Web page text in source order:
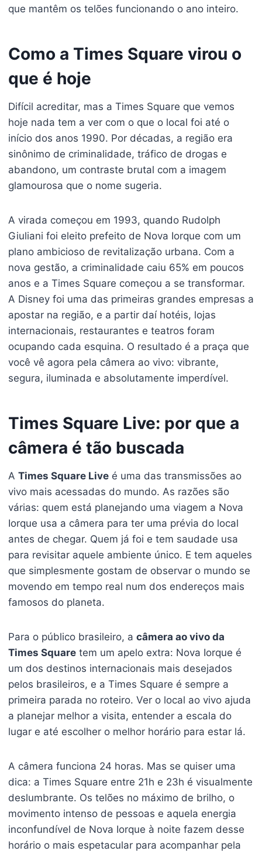
que mantêm os telões funcionando o ano inteiro.
Como a Times Square virou o
que é hoje
Difícil acreditar, mas a Times Square que vemos
hoje nada tem a ver com o que o local foi até o
início dos anos 1990. Por décadas, a região era
sinônimo de criminalidade, tráfico de drogas e
abandono, um contraste brutal com a imagem
glamourosa que o nome sugeria.
A virada começou em 1993, quando Rudolph
Giuliani foi eleito prefeito de Nova Iorque com um
plano ambicioso de revitalização urbana. Com a
nova gestão, a criminalidade caiu 65% em poucos
anos e a Times Square começou a se transformar.
A Disney foi uma das primeiras grandes empresas a
apostar na região, e a partir daí hotéis, lojas
internacionais, restaurantes e teatros foram
ocupando cada esquina. O resultado é a praça que
você vê agora pela câmera ao vivo: vibrante,
segura, iluminada e absolutamente imperdível.
Times Square Live: por que a
câmera é tão buscada
A Times Square Live é uma das transmissões ao
vivo mais acessadas do mundo. As razões são
várias: quem está planejando uma viagem a Nova
Iorque usa a câmera para ter uma prévia do local
antes de chegar. Quem já foi e tem saudade usa
para revisitar aquele ambiente único. E tem aqueles
que simplesmente gostam de observar o mundo se
movendo em tempo real num dos endereços mais
famosos do planeta.
Para o público brasileiro, a câmera ao vivo da
Times Square tem um apelo extra: Nova Iorque é
um dos destinos internacionais mais desejados
pelos brasileiros, e a Times Square é sempre a
primeira parada no roteiro. Ver o local ao vivo ajuda
a planejar melhor a visita, entender a escala do
lugar e até escolher o melhor horário para estar lá.
A câmera funciona 24 horas. Mas se quiser uma
dica: a Times Square entre 21h e 23h é visualmente
deslumbrante. Os telões no máximo de brilho, o
movimento intenso de pessoas e aquela energia
inconfundível de Nova Iorque à noite fazem desse
horário o mais espetacular para acompanhar pela